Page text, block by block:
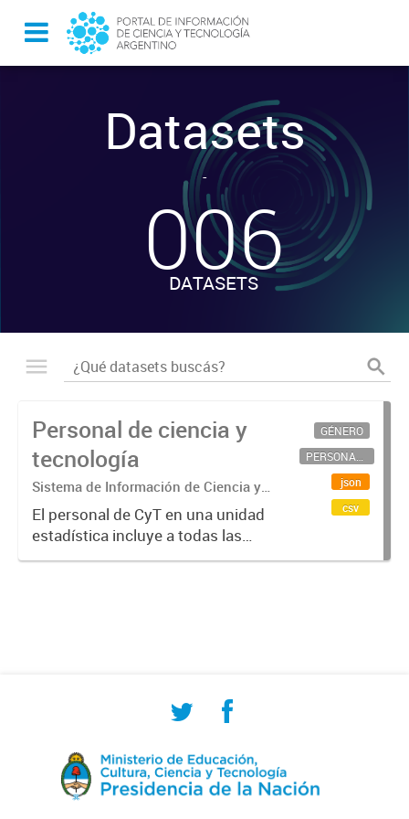
Datasets
-
006
DATASETS
Personal de ciencia y
tecnología
Sistema de Información de Ciencia y
Tecnología Argentino (SICYTAR)
El personal de CyT en una unidad
estadística incluye a todas las
personas involucradas
GÉNERO
PERSONAL CIENTÍFICO-TECNOLÓGICO
json
csv